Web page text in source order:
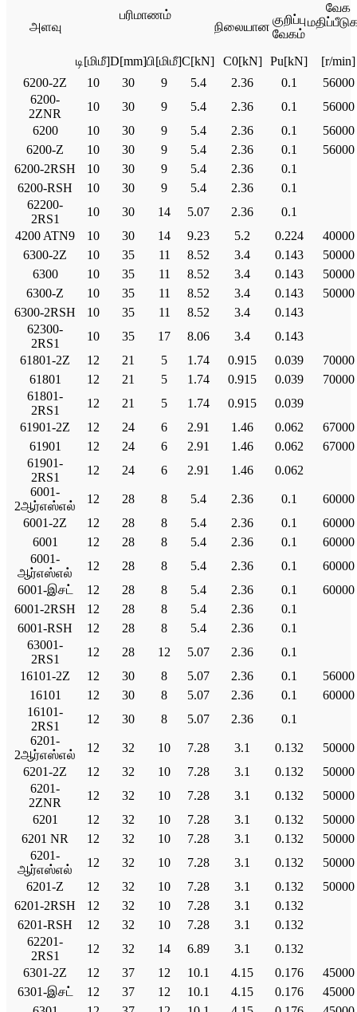
அளவு
பரிமாணம்
வேக
நிலையான
குறிப்பு
வேகம்
டி[மிமீ]D[mm]பி[மிமீ]C[kN] C0[kN] Pu[kN]
[r/min]
6200-2Z
10 30 9 5.4 2.36 0.1
56000
6200-
2ZNR
10 30 9 5.4 2.36 0.1
56000
6200
10 30 9 5.4 2.36 0.1
56000
6200-Z
10 30 9 5.4 2.36 0.1
56000
6200-2RSH
10 30 9 5.4 2.36
0.1
6200-RSH
10 30 9 5.4 2.36
0.1
62200-
2RS1
10 30 14 5.07 2.36
0.1
4200 ATN9
10 30 14 9.23 5.2 0.224
40000
6300-2Z
10 35 11 8.52 3.4 0.143
50000
6300
10 35 11 8.52 3.4 0.143
50000
6300-Z
10 35 11 8.52 3.4 0.143
50000
6300-2RSH
10 35 11 8.52 3.4
0.143
62300-
2RS1
10 35 17 8.06 3.4
0.143
61801-2Z
12 21 5 1.74 0.915 0.039
70000
61801
12 21 5 1.74 0.915 0.039
70000
61801-
2RS1
12 21 5 1.74 0.915
0.039
61901-2Z
12 24 6 2.91 1.46 0.062
67000
61901
12 24 6 2.91 1.46 0.062
67000
61901-
2RS1
12 24 6 2.91 1.46
0.062
6001-
2ஆர்எஸ்எல்
12 28 8 5.4 2.36 0.1
60000
6001-2Z
12 28 8 5.4 2.36 0.1
60000
6001
12 28 8 5.4 2.36 0.1
60000
6001-
ஆர்எஸ்எல்
12 28 8 5.4 2.36 0.1
60000
6001-இசட்
12 28 8 5.4 2.36 0.1
60000
6001-2RSH
12 28 8 5.4 2.36
0.1
6001-RSH
12 28 8 5.4 2.36
0.1
63001-
2RS1
12 28 12 5.07 2.36
0.1
16101-2Z
12 30 8 5.07 2.36 0.1
56000
16101
12 30 8 5.07 2.36 0.1
60000
16101-
2RS1
12 30 8 5.07 2.36
0.1
6201-
2ஆர்எஸ்எல்
12 32 10 7.28 3.1 0.132
50000
6201-2Z
12 32 10 7.28 3.1 0.132
50000
6201-
2ZNR
12 32 10 7.28 3.1 0.132
50000
6201
12 32 10 7.28 3.1 0.132
50000
6201 NR
12 32 10 7.28 3.1 0.132
50000
6201-
ஆர்எஸ்எல்
12 32 10 7.28 3.1 0.132
50000
6201-Z
12 32 10 7.28 3.1 0.132
50000
6201-2RSH
12 32 10 7.28 3.1
0.132
6201-RSH
12 32 10 7.28 3.1
0.132
62201-
2RS1
12 32 14 6.89 3.1
0.132
6301-2Z
12 37 12 10.1 4.15 0.176
45000
6301-இசட்
12 37 12 10.1 4.15 0.176
45000